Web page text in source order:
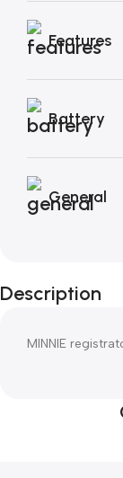
Features
Battery
General
Description
MINNIE